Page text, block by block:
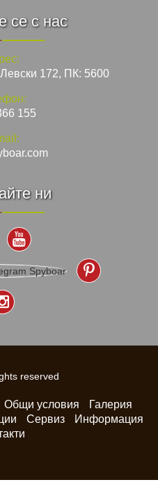
се с нас
172, ПК: 5600
155
ни
reserved
Общи условия
Галерия
Сервиз
Информация